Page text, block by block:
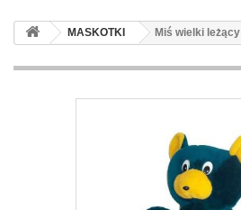
MASKOTKI Miś wielki leżący